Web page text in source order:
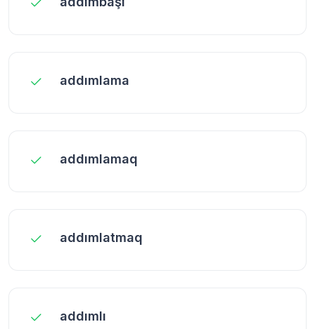
addımlama
addımlamaq
addımlatmaq
addımlı